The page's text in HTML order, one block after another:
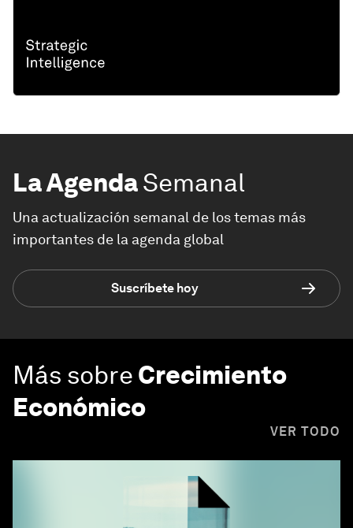
La AgendaSemanal
Una actualización semanal de los temas más
importantes de la agenda global
Suscríbete hoy
Más sobre Crecimiento
Económico
VER TODO